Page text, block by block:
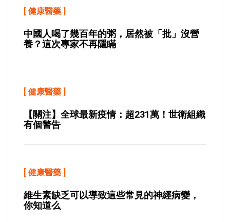
[ 健康醫藥 ]
中國人喝了幾百年的粥，居然被「批」沒營
養？這次專家不再隱瞞
[ 健康醫藥 ]
【關注】全球最新疫情：超231萬！世衛組織
有個警告
[ 健康醫藥 ]
維生素缺乏可以導致這些常見的神經病變，
你知道么